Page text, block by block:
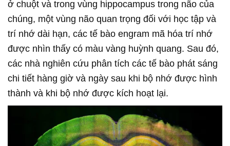
ở chuột và trong vùng hippocampus trong não của
chúng, một vùng não quan trọng đối với học tập và
trí nhớ dài hạn, các tế bào engram mã hóa trí nhớ
được nhìn thấy có màu vàng huỳnh quang. Sau đó,
các nhà nghiên cứu phân tích các tế bào phát sáng
chi tiết hàng giờ và ngày sau khi bộ nhớ được hình
thành và khi bộ nhớ được kích hoạt lại.